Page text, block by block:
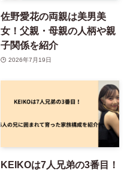
佐野愛花の両親は美男美
女！父親・母親の人柄や親
子関係を紹介
2026年7月19日
KEIKOは7人兄弟の3番目！